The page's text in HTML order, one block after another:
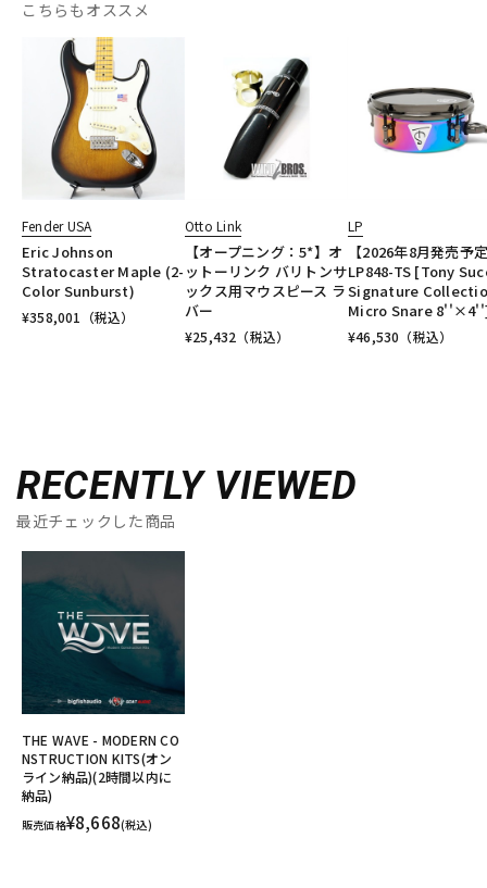
こちらもオススメ
Fender USA
Eric Johnson
Stratocaster Maple (2-
Color Sunburst)
¥358,001 （税込）
Otto Link
【オープニング：5*】オ
ットーリンク バリトンサ
ックス用マウスピース ラ
バー
¥25,432 （税込）
LP
【2026年8月発売予
LP848-TS [Tony
Signature
Micro Snare
¥46,530 （税込）
RECENTLY VIEWED
最近チェックした商品
THE WAVE - MODERN CO
NSTRUCTION KITS(オン
ライン納品)(2時間以内に
納品)
販売価格¥8,668(税込)